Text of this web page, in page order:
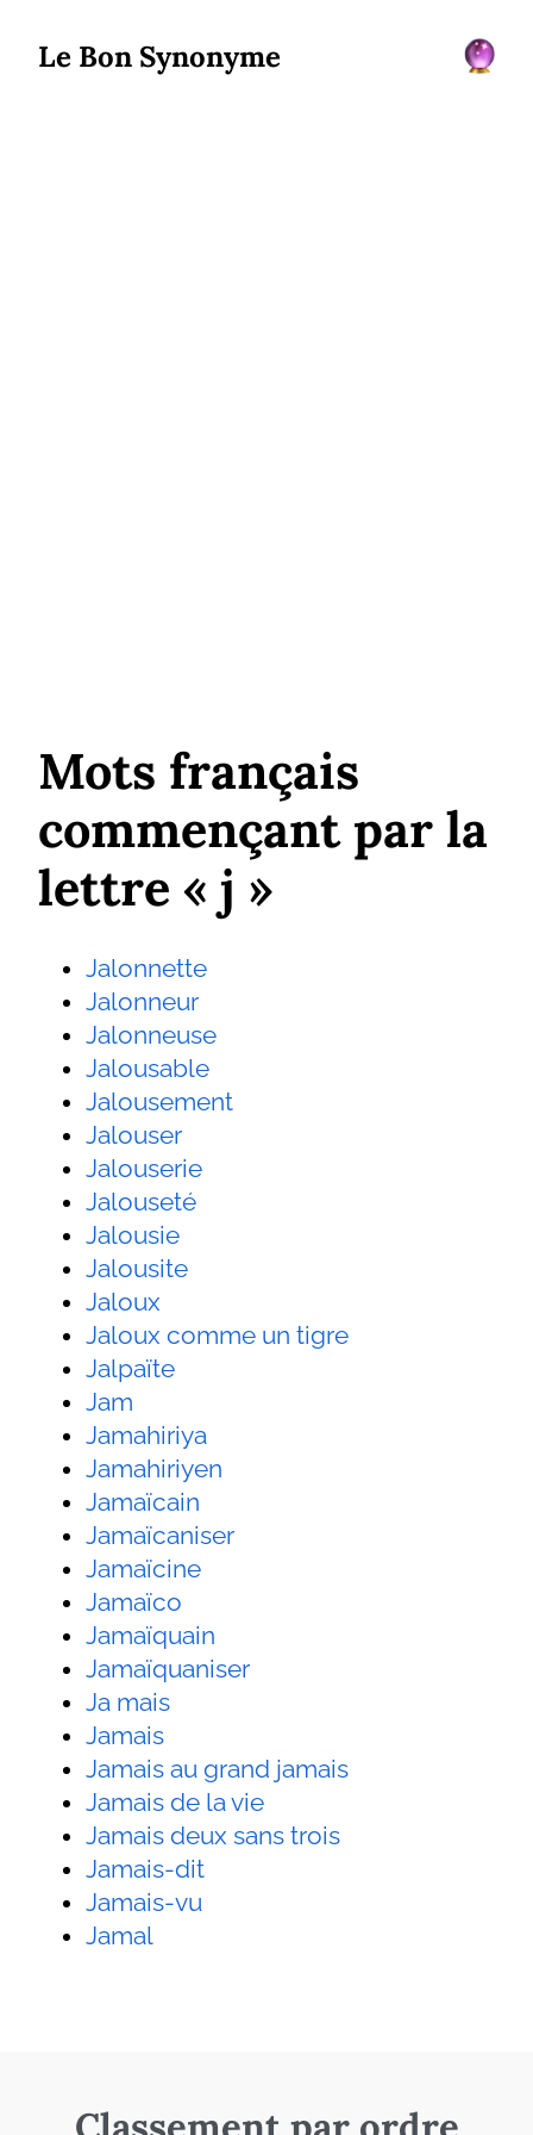
Le Bon Synonyme
Mots français
commençant par la
lettre « j »
Jalonnette
Jalonneur
Jalonneuse
Jalousable
Jalousement
Jalouser
Jalouserie
Jalouseté
Jalousie
Jalousite
Jaloux
Jaloux comme un tigre
Jalpaïte
Jam
Jamahiriya
Jamahiriyen
Jamaïcain
Jamaïcaniser
Jamaïcine
Jamaïco
Jamaïquain
Jamaïquaniser
Ja mais
Jamais
Jamais au grand jamais
Jamais de la vie
Jamais deux sans trois
Jamais-dit
Jamais-vu
Jamal